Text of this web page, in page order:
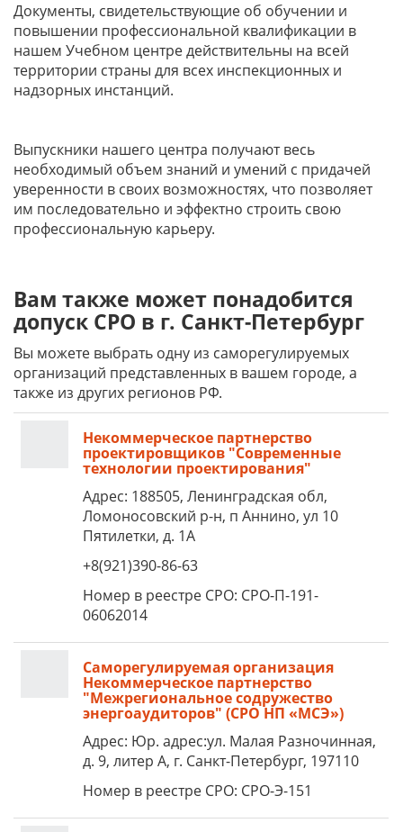
Документы, свидетельствующие об обучении и
повышении профессиональной квалификации в
нашем Учебном центре действительны на всей
территории страны для всех инспекционных и
надзорных инстанций.
Выпускники нашего центра получают весь
необходимый объем знаний и умений с придачей
уверенности в своих возможностях, что позволяет
им последовательно и эффектно строить свою
профессиональную карьеру.
Вам также может понадобится
допуск СРО в г. Санкт-Петербург
Вы можете выбрать одну из саморегулируемых
организаций представленных в вашем городе, а
также из других регионов РФ.
Некоммерческое партнерство
проектировщиков "Современные
технологии проектирования"
Адрес: 188505, Ленинградская обл,
Ломоносовский р-н, п Аннино, ул 10
Пятилетки, д. 1А
+8(921)390-86-63
Номер в реестре СРО: СРО-П-191-
06062014
Саморегулируемая организация
Некоммерческое партнерство
"Межрегиональное содружество
энергоаудиторов" (СРО НП «МСЭ»)
Адрес: Юр. адрес:ул. Малая Разночинная,
д. 9, литер А, г. Санкт-Петербург, 197110
Номер в реестре СРО: СРО-Э-151